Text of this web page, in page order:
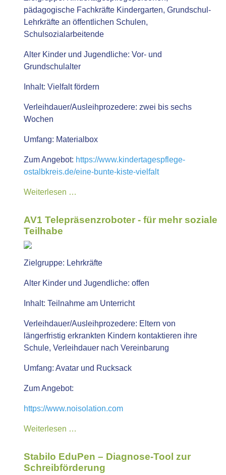
pädagogische Fachkräfte Kindergarten, Grundschul-
Lehrkräfte an öffentlichen Schulen,
Schulsozialarbeitende
Alter Kinder und Jugendliche: Vor- und
Grundschulalter
Inhalt: Vielfalt fördern
Verleihdauer/Ausleihprozedere: zwei bis sechs
Wochen
Umfang: Materialbox
Zum Angebot: https://www.kindertagespflege-
ostalbkreis.de/eine-bunte-kiste-vielfalt
Weiterlesen …
AV1 Telepräsenzroboter - für mehr soziale
Teilhabe
Zielgruppe: Lehrkräfte
Alter Kinder und Jugendliche: offen
Inhalt: Teilnahme am Unterricht
Verleihdauer/Ausleihprozedere: Eltern von
längerfristig erkrankten Kindern kontaktieren ihre
Schule, Verleihdauer nach Vereinbarung
Umfang: Avatar und Rucksack
Zum Angebot:
https://www.noisolation.com
Weiterlesen …
Stabilo EduPen – Diagnose-Tool zur
Schreibförderung